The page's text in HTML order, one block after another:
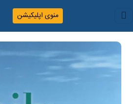
منوی اپلیکیشن